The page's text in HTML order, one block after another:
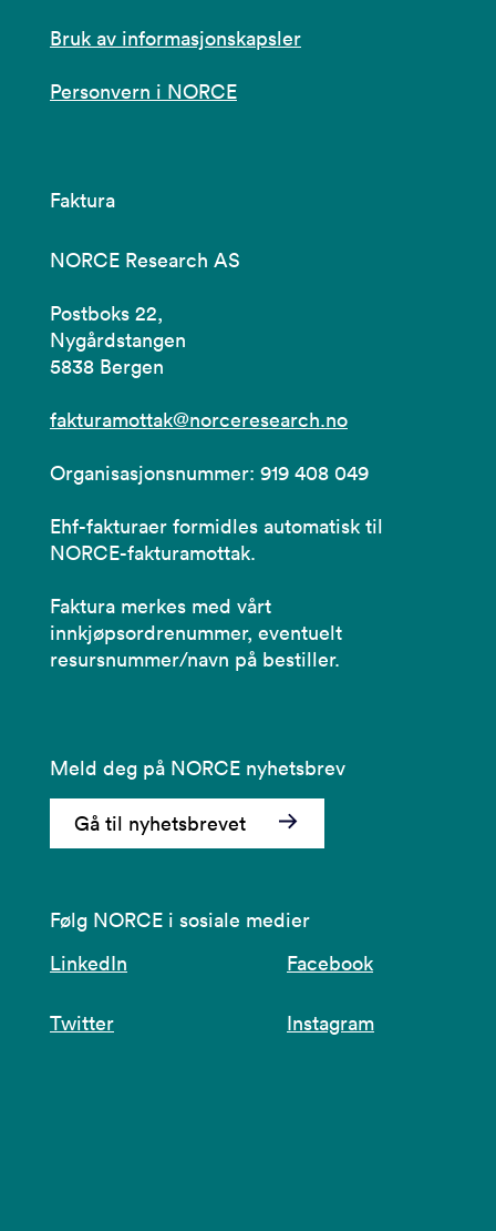
Bruk av informasjonskapsler
Personvern i NORCE
Faktura
NORCE Research AS
Postboks 22,
Nygårdstangen
5838 Bergen
fakturamottak@norceresearch.no
Organisasjonsnummer: 919 408 049
Ehf-fakturaer formidles automatisk til
NORCE-fakturamottak.
Faktura merkes med vårt
innkjøpsordrenummer, eventuelt
resursnummer/navn på bestiller.
Meld deg på NORCE nyhetsbrev
Gå til nyhetsbrevet
Følg NORCE i sosiale medier
LinkedIn
Facebook
Twitter Instagram